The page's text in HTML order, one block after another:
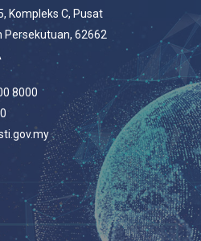
Kompleks C, Pusat
Persekutuan, 62662
8000